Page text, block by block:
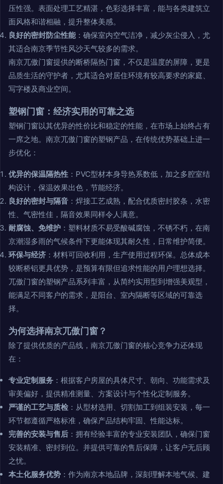
压性强。表面处理工艺精湛，色彩选择丰富，能与各类建筑立
面风格和谐相融，提升整体美感。
良好的密封防尘性能 ：确保室内空气洁净，减少灰尘侵入，尤
其适合南京季节性风沙天气较多的需求。
南京兀傲门窗提供的断桥隔热门窗，不仅是温度的屏障，更是
品质生活的守护者，尤其适合对居住环境有较高要求的家庭、
写字楼及商业空间。
塑钢门窗：经济实用的可靠之选
塑钢门窗以其优异的性价比和稳定的性能，在市场上始终占有
一席之地。南京兀傲门窗的塑钢产品，在传统优势基础上进一
步优化：
优异的保温隔热性 ：PVC型材本身导热系数低，加之多腔室结
构设计，保温效果出色，节能经济。
良好的密封与隔音 ：焊接工艺成熟，配合优质密封胶条，水密
性、气密性佳，隔音效果同样令人满意。
耐腐蚀、免维护 ：塑料材质不易受酸碱腐蚀，不锈不朽，在南
京潮湿多雨的气候条件下更能体现其耐久性，日常维护简便。
环保与经济 ：材料可回收利用，生产使用过程环保。总体成本
较断桥铝更具优势，是预算有限但追求性能的用户理想选择。
兀傲门窗的塑钢产品系列丰富，从简约实用型到增强美观型，
能满足不同客户的需求，是阳台、室内隔断等区域的可靠选
择。
为何选择南京兀傲门窗？
除了提供优质的产品线，南京兀傲门窗的核心竞争力还体现
在：
专业定制服务 ：根据客户房屋的具体尺寸、朝向、功能需求及
审美偏好，提供精准测量、方案设计与个性化定制服务。
严谨的工艺与质检 ：从型材选用、切割加工到组装安装，每一
环节都遵循严格标准，确保产品结构牢固、性能达标。
完善的安装与售后 ：拥有经验丰富的专业安装团队，确保门窗
安装精准、密封到位。并提供可靠的售后保障，让客户无后顾
之忧。
本土化服务优势 ：作为南京本地品牌，深刻理解本地气候、建